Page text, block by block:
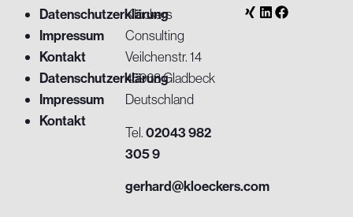
Datenschutzerklärung
Impressum
Kontakt
Datenschutzerklärung
Impressum
Kontakt
Klöckers
Consulting
Veilchenstr. 14
45968 Gladbeck
Deutschland
Tel.02043 982
305 9
gerhard@kloeckers.com